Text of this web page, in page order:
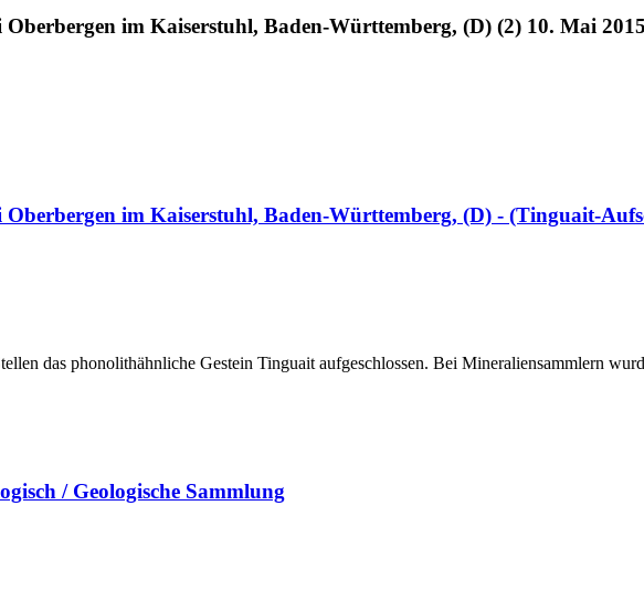
im Kaiserstuhl, Baden-Württemberg, (D) (2) 10. Mai
im Kaiserstuhl, Baden-Württemberg, (D) - (Tinguait-
das phonolithähnliche Gestein Tinguait aufgeschlossen. Bei Mineraliensammlern
/ Geologische Sammlung